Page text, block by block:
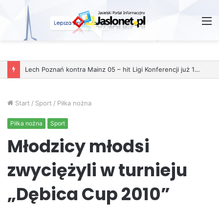
Start / Sport / Piłka nożna
Piłka nożna Sport
Młodzicy młodsi
zwyciężyli w turnieju
„Dębica Cup 2010”